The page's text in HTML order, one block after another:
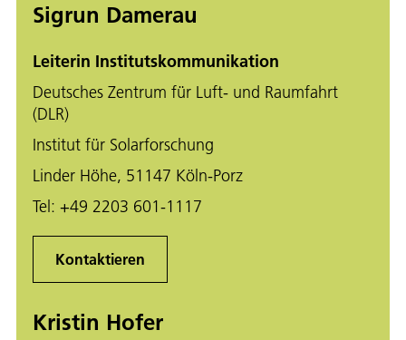
Sigrun Damerau
Leiterin Institutskommunikation
Deutsches Zentrum für Luft- und Raumfahrt
(DLR)
Institut für Solarforschung
Linder Höhe, 51147 Köln-Porz
Tel: +49 2203 601-1117
Kontaktieren
Kristin Hofer